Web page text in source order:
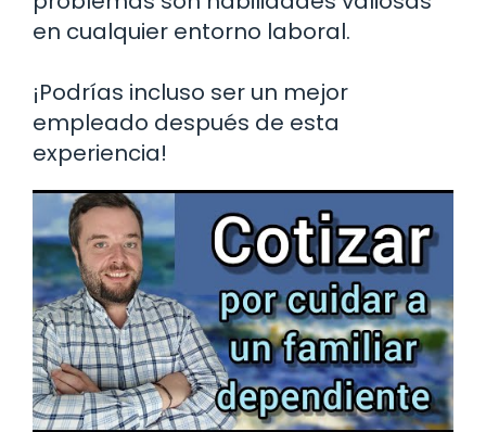
en cualquier entorno laboral.
¡Podrías incluso ser un mejor
empleado después de esta
experiencia!